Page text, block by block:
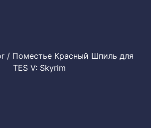
/ Поместье Красный Шпиль для
TES V: Skyrim